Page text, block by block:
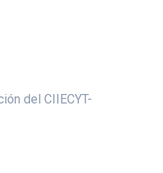
del CIIECYT-